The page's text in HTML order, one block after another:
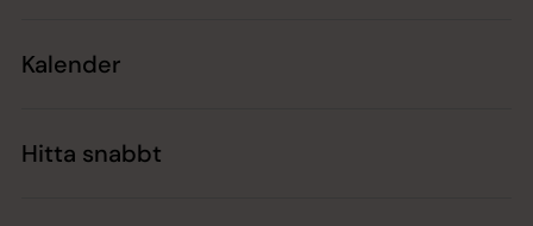
Kalender
Hitta snabbt